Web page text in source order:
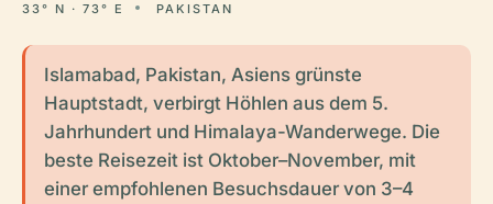
33° N · 73° E PAKISTAN
Islamabad, Pakistan, Asiens grünste
Hauptstadt, verbirgt Höhlen aus dem 5.
Jahrhundert und Himalaya-Wanderwege. Die
beste Reisezeit ist Oktober–November, mit
einer empfohlenen Besuchsdauer von 3–4